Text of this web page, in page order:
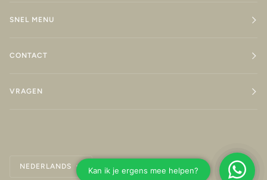
SNEL MENU
CONTACT
VRAGEN
Taal
NEDERLANDS